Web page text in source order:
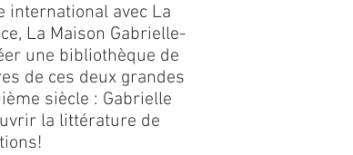
international avec La
La Maison Gabrielle-
une bibliothèque de
de ces deux grandes
siècle : Gabrielle
la littérature de